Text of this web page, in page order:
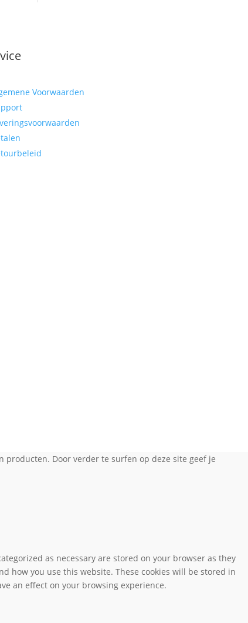
Voorwaarden
producten. Door verder te surfen op deze site geef je
as necessary are stored on your browser as they
how you use this website. These cookies will be stored in
an effect on your browsing experience.